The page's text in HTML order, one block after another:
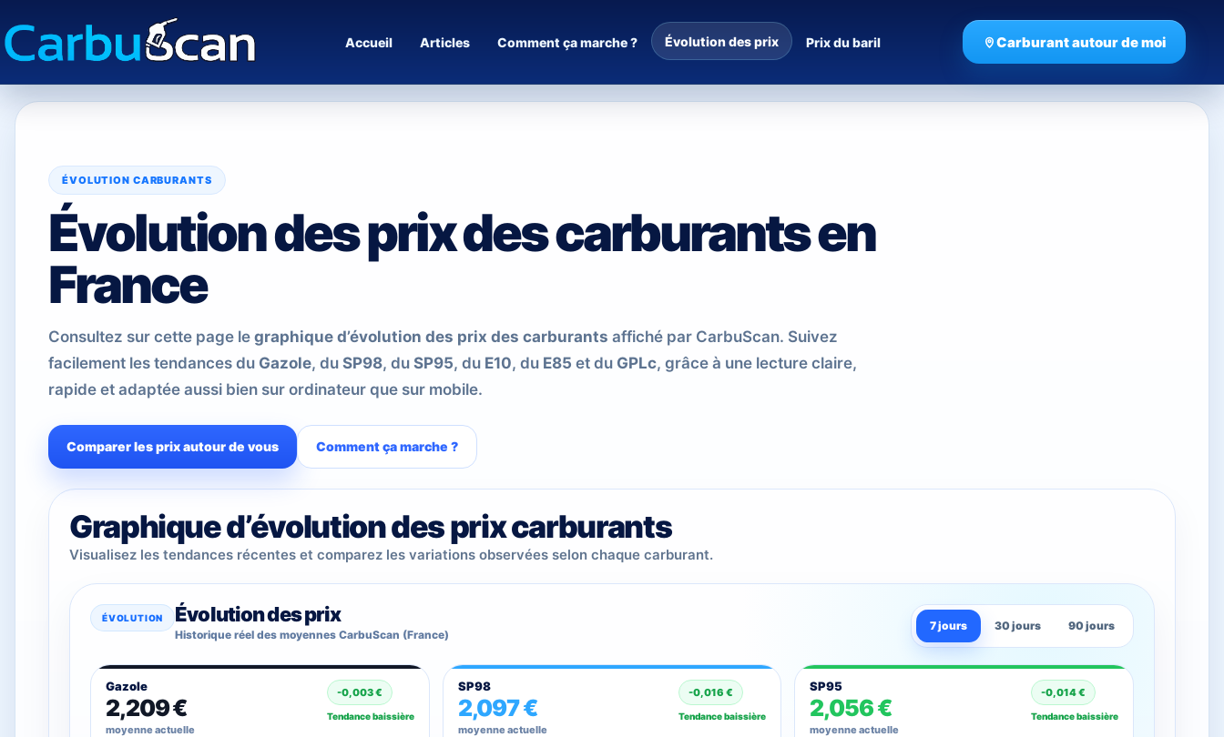
Accueil Articles Comment ça marche ? Évolution des prix Prix du baril Carburant autour de moi
ÉVOLUTION CARBURANTS
Évolution des prix des carburants en
France
Consultez sur cette page le graphique d’évolution des prix des carburants affiché par CarbuScan. Suivez
facilement les tendances du Gazole, du SP98, du SP95, du E10, du E85 et du GPLc, grâce à une lecture claire,
rapide et adaptée aussi bien sur ordinateur que sur mobile.
Comparer les prix autour de vous Comment ça marche ?
Graphique d’évolution des prix carburants
Visualisez les tendances récentes et comparez les variations observées selon chaque carburant.
ÉVOLUTION Évolution des prix
Historique réel des moyennes CarbuScan (France)
7 jours 30 jours 90 jours
Gazole
2,209 €
moyenne actuelle
-0,003 €
Tendance baissière
SP98
2,097 €
moyenne actuelle
-0,016 €
Tendance baissière
SP95
2,056 €
moyenne actuelle
-0,014 €
Tendance baissière